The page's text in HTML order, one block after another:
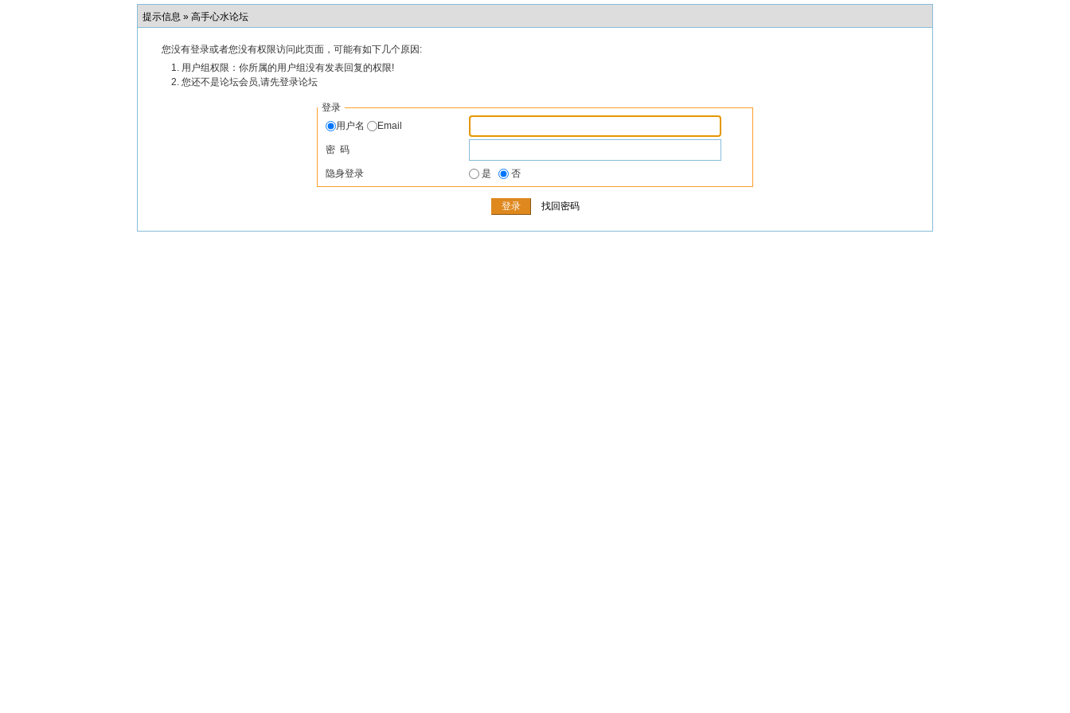
提示信息 » 高手心水论坛
您没有登录或者您没有权限访问此页面，可能有如下几个原因:
用户组权限：你所属的用户组没有发表回复的权限!
您还不是论坛会员,请先登录论坛
登录
用户名
Email
密 码
隐身登录 是 否
找回密码